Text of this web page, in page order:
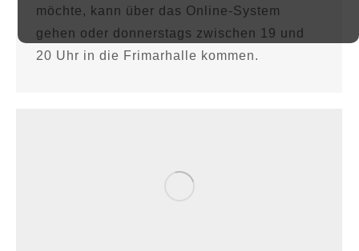
möchte, kann über das Online-System
gehen oder donnerstags zwischen 19 und
20 Uhr in die Frimarhalle kommen.